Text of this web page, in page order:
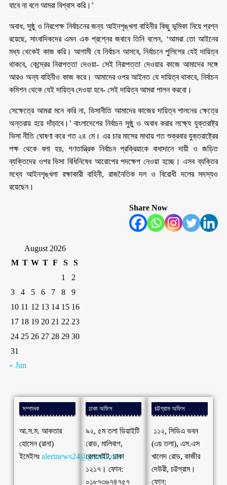
যাবে না বলে আমরা বিশ্বাস করি।’
অবাধ, সুষ্ঠু ও নিরপেক্ষ নির্বাচনের জন্য আইনশৃঙ্খলা বাহিনীর কিছু ভূমিকা নিয়ে প্রশ্ন
রয়েছে, সাংবাদিকদের এমন এক প্রশ্নের জবাবে তিনি বলেন, ‘আমরা তো আইনের
মধ্য থেকেই কাজ করি। আগামী যে নির্বাচন আসবে, নির্বাচনে পুলিশের যেই দায়িত্ব
থাকবে, কেন্দ্রের নিরাপত্তা দেওয়া- সেই নিরাপত্তা দেওয়ার কাজে আমাদের সঙ্গে
আরও অন্য বাহিনীও কাজ করে। আমাদের ওপর আইনত যে দায়িত্ব থাকবে, নির্বাচন
কমিশন থেকে যেই দায়িত্ব দেওয়া হবে- সেই দায়িত্ব আমরা পালন করবো।
সেক্ষেত্রে আমরা মনে করি না, ভিসানীতি আমাদের কাজের দায়িত্ব পালনের ক্ষেত্রে
অন্তরায় হয়ে দাঁড়াবে।’ বাংলাদেশের নির্বাচন সুষ্ঠু ও অবাধ করার লক্ষ্যে যুক্তরাষ্ট্র
ভিসা নীতি ঘোষণা করে গত ২৪ মে। এর চার মাসের মাথায় গত শুক্রবার যুক্তরাষ্ট্রের
পক্ষ থেকে বলা হয়, গণতান্ত্রিক নির্বাচন প্রক্রিয়াকে বাধাদানে দায়ী ও জড়িত
ব্যক্তিদের ওপর ভিসা বিধিনিষেধ আরোপের পদক্ষেপ নেওয়া হচ্ছে। এসব ব্যক্তির
মধ্যে আইনশৃঙ্খলা রক্ষাকারী বাহিনী, রাজনৈতিক দল ও বিরোধী দলের সদস্যও
রয়েছেন।
Share Now
August 2026
M T W T F S
S
1
2
3
4 5 6 7 8
9
10 11 12 13 14 15 16
17 18 19 20 21 22 23
24 25 26 27 28 29 30
31
« Jun
সম্পাদক
আ.স.ম. আকতার
হোসেন (রানা)
ইমেইলঃ alertnews24@gmail.com
ঢাকা অফিস
৯২, ৫ম তলা ডিয়াইটি
রোড, মালিবাগ,
রেলগেইট, ঢাকা
১২১৭। ফোন:
০১৮৭৩৬৭৪৭৫৭
চট্টগ্রাম অফিস
১১২, সিডিএ ভবন
(৩য় তলা), এস.এস
খালেদ রোড, কাজীর
দেউরী, চট্টগ্রাম।
ফোন: